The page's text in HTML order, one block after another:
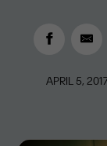
APRIL 5,